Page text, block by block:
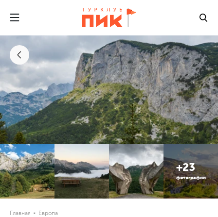
+23
фотографии
Главная Европа